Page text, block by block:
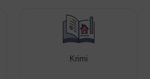
Krimi